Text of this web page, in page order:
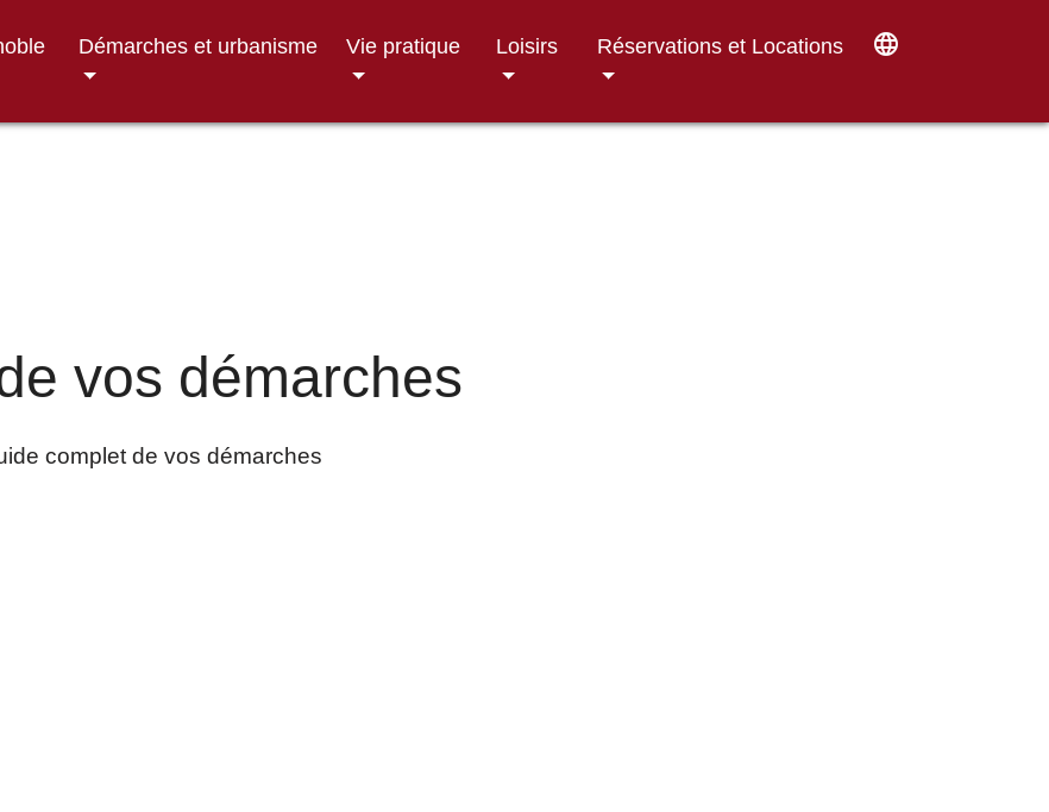
Démarches et urbanisme Vie pratique Loisirs Réservations et Locations language
vos démarches
complet de vos démarches